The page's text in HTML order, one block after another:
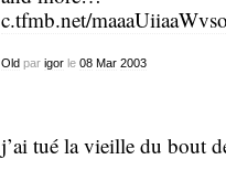
c.tfmb.net/
Old par igorle 08 Mar 2003
j’ai tué la vieille du bout